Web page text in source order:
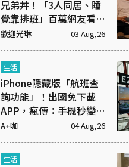
兄弟丼！「3人同居、睡
覺靠排班」百萬網友看傻
眼
歡迎光琳 03 Aug,26
生活
iPhone隱藏版「航班查
詢功能」！出國免下載
APP，瘋傳：手機秒變機
場看板
A+咖 04 Aug,26
生活